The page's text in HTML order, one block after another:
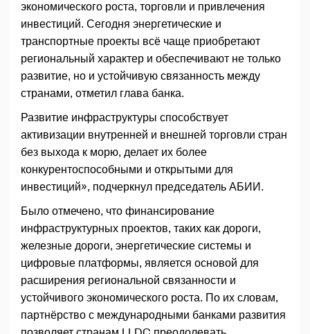
экономического роста, торговли и привлечения
инвестиций. Сегодня энергетические и
транспортные проекты всё чаще приобретают
региональный характер и обеспечивают не только
развитие, но и устойчивую связанность между
странами, отметил глава банка.
Развитие инфраструктуры способствует
активизации внутренней и внешней торговли стран
без выхода к морю, делает их более
конкурентоспособными и открытыми для
инвестиций», подчеркнул председатель АБИИ.
Было отмечено, что финансирование
инфраструктурных проектов, таких как дороги,
железные дороги, энергетические системы и
цифровые платформы, является основой для
расширения региональной связанности и
устойчивого экономического роста. По их словам,
партнёрство с международными банками развития